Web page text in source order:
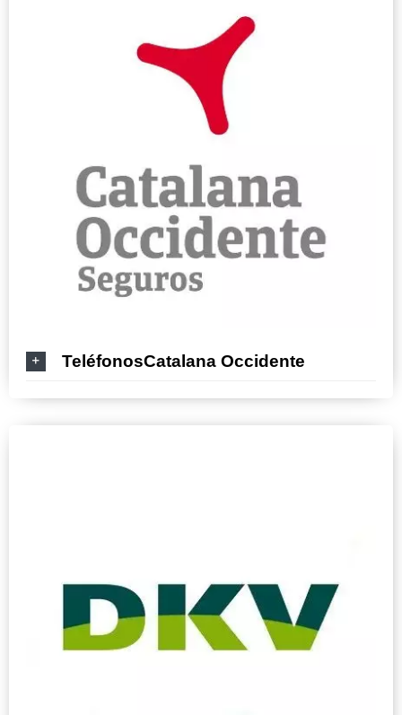
TeléfonosCatalana Occidente